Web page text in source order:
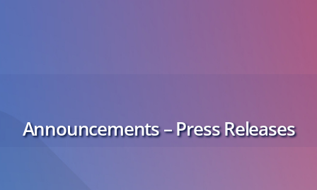
Announcements – Press Releases